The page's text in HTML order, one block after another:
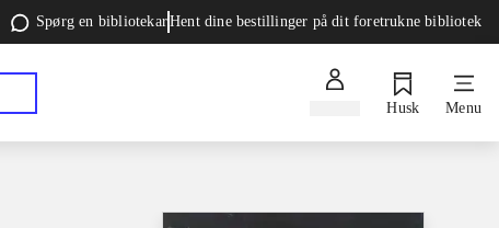
Spørg en bibliotekarHent dine bestillinger på dit foretrukne bibliotek
Husk Menu